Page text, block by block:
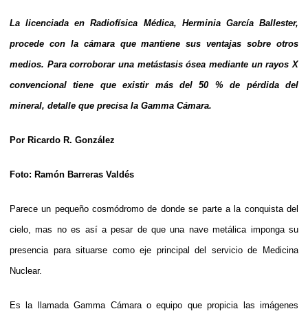
La licenciada en Radiofísica Médica, Herminia García Ballester,
procede con la cámara que mantiene sus ventajas sobre otros
medios. Para corroborar una metástasis ósea mediante un rayos X
convencional tiene que existir más del 50 % de pérdida del
mineral, detalle que precisa la Gamma Cámara.
Por Ricardo R. González
Foto: Ramón Barreras Valdés
Parece un pequeño cosmódromo de donde se parte a la conquista del
cielo, mas no es así a pesar de que una nave metálica imponga su
presencia para situarse como eje principal del servicio de Medicina
Nuclear.
Es la llamada Gamma Cámara o equipo que propicia las imágenes